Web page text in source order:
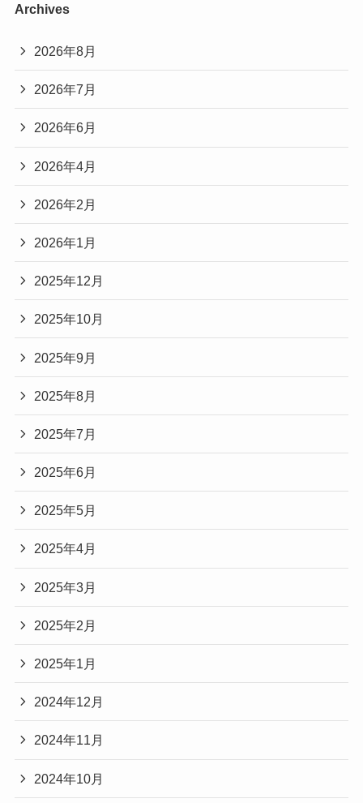
Archives
2026年8月
2026年7月
2026年6月
2026年4月
2026年2月
2026年1月
2025年12月
2025年10月
2025年9月
2025年8月
2025年7月
2025年6月
2025年5月
2025年4月
2025年3月
2025年2月
2025年1月
2024年12月
2024年11月
2024年10月